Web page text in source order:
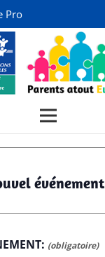
Pro
événement
(obligatoire)